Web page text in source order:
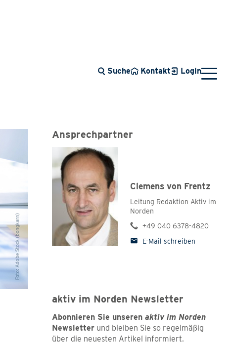
Suche Kontakt Login
Tarifrunde 2026
Azubi Fotowettbewerb
Pressemitteilungen
Bildmaterial
Ansprechpartner
Clemens von Frentz
Leitung Redaktion Aktiv im
Norden
+49 040 6378-4820
E-Mail schreiben
aktiv im Norden Newsletter
Abonnieren Sie unseren aktiv im Norden
Newsletter und bleiben Sie so regelmäßig
über die neuesten Artikel informiert.